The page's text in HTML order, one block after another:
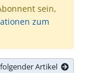
sein,
zum
Artikel